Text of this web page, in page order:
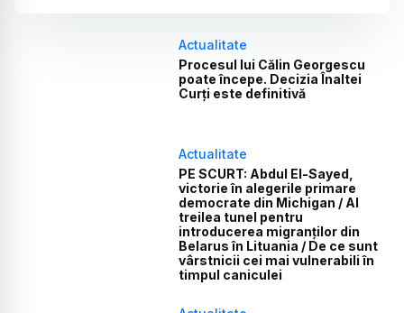
Actualitate
Procesul lui Călin Georgescu
poate începe. Decizia Înaltei
Curți este definitivă
Actualitate
PE SCURT: Abdul El-Sayed,
victorie în alegerile primare
democrate din Michigan / Al
treilea tunel pentru
introducerea migranților din
Belarus în Lituania / De ce sunt
vârstnicii cei mai vulnerabili în
timpul caniculei